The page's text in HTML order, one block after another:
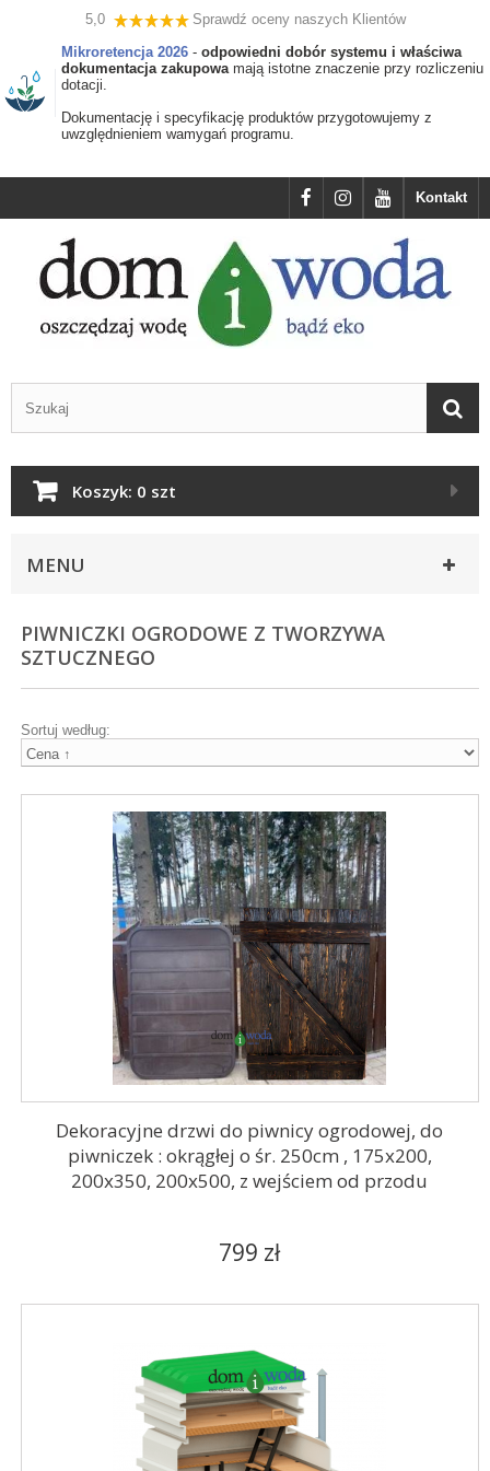
5,0
Sprawdź oceny naszych Klientów
Mikroretencja 2026 - odpowiedni dobór systemu i właściwa
dokumentacja zakupowamają istotne znaczenie przy rozliczeniu
dotacji.
Dokumentację i specyfikację produktów przygotowujemy z
uwzględnieniem wamygań programu.
Kontakt
Koszyk: 0 szt
MENU
PIWNICZKI OGRODOWE Z TWORZYWA
SZTUCZNEGO
Sortuj według:
Dekoracyjne drzwi do piwnicy ogrodowej, do
piwniczek : okrągłej o śr. 250cm , 175x200,
200x350, 200x500, z wejściem od przodu
799 zł